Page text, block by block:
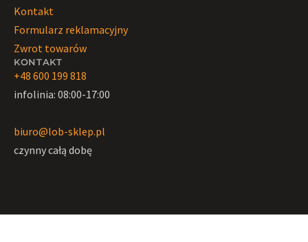
Kontakt
Formularz reklamacyjny
Zwrot towarów
KONTAKT
+48 600 199 818
infolinia: 08:00-17:00
biuro@lob-sklep.pl
czynny całą dobę